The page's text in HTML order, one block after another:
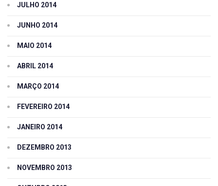
JULHO 2014
JUNHO 2014
MAIO 2014
ABRIL 2014
MARÇO 2014
FEVEREIRO 2014
JANEIRO 2014
DEZEMBRO 2013
NOVEMBRO 2013